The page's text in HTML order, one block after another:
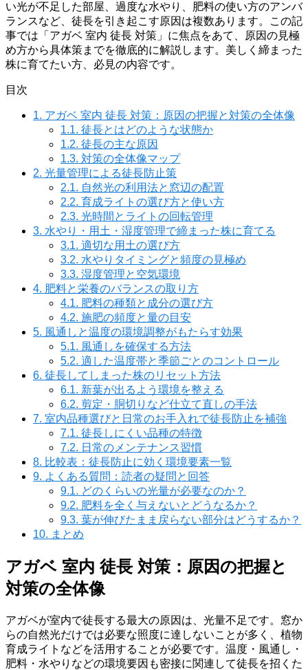
い光が不足した部屋、過度な水やり、肥料の使い方のアンバ
ランスなど、徒長を引き起こす原因は複数あります。この記
事では「アガベ 室内 徒長 対策」に焦点をあて、原因の見極
め方から具体策までを徹底的に解説します。美しく締まった
株に育てたい方、必見の内容です。
目次
1. アガベ 室内 徒長 対策：原因の把握と対策の全体像
1.1. 徒長とはどのような状態か
1.2. 徒長の主な原因
1.3. 対策の全体像マップ
2. 光量管理による徒長防止策
2.1. 自然光の利用法と窓辺の配置
2.2. 育成ライトの選び方と使い方
2.3. 光時間とライトの回転管理
3. 水やり・用土・湿度管理で締まった株に育てる
3.1. 適切な用土の選び方
3.2. 水やりタイミングと頻度の見極め
3.3. 湿度管理と空気環境
4. 肥料と栄養のバランスの取り方
4.1. 肥料の種類と成分の選び方
4.2. 施肥の頻度と量の目安
5. 風通しと温度の環境調整がもたらす効果
5.1. 風通しを確保する方法
5.2. 適した温度帯と季節ごとのコントロール
6. 徒長してしまった株のリセット方法
6.1. 新葉が出るよう環境を整える
6.2. 剪定・胴切りなど仕立て直しの手法
7. 室内品種選びと日常のお手入れで徒長防止を補強
7.1. 徒長しにくい品種の特徴
7.2. 日常のメンテナンス習慣
8. 比較表：徒長防止に効く環境要素一覧
9. よくある質問：読者の疑問と回答
9.1. どのくらいの光量が必要なのか？
9.2. 肥料を全く与えないとどうなるか？
9.3. 葉が伸びたまま戻らない部分はどうするか？
10. まとめ
アガベ 室内 徒長 対策：原因の把握と
対策の全体像
アガベが室内で徒長する最大の原因は、光量不足です。窓か
らの自然光だけでは必要な照度に達しないことが多く、植物
育成ライトなどを活用することが必要です。温度・風通し・
肥料・水やりなどの環境要因も密接に関連して徒長を招くた